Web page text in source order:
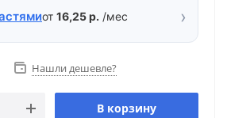
от 16,25 р. /мес ›
Нашли дешевле?
В корзину